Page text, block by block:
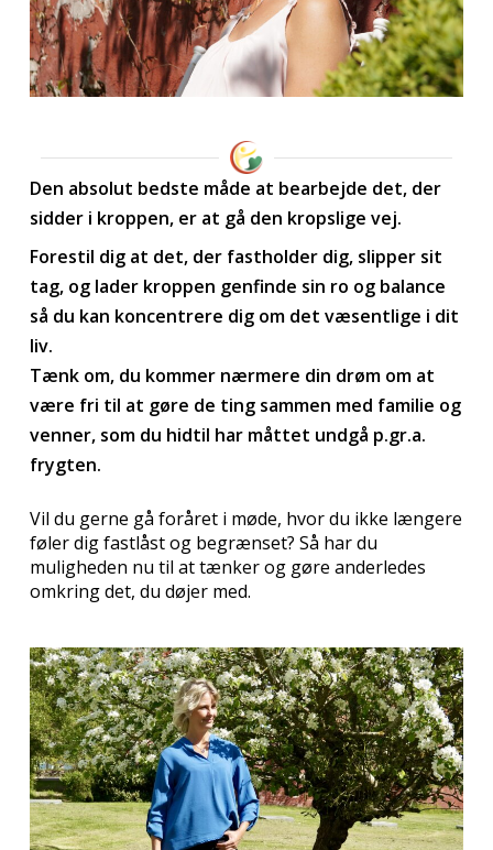
Den absolut bedste måde at bearbejde det, der
sidder i kroppen, er at gå den kropslige vej.
Forestil dig at det, der fastholder dig, slipper sit
tag, og lader kroppen genfinde sin ro og balance
så du kan koncentrere dig om det væsentlige i dit
liv.
Tænk om, du kommer nærmere din drøm om at
være fri til at gøre de ting sammen med familie og
venner, som du hidtil har måttet undgå p.gr.a.
frygten.
Vil du gerne gå foråret i møde, hvor du ikke længere
føler dig fastlåst og begrænset? Så har du
muligheden nu til at tænker og gøre anderledes
omkring det, du døjer med.